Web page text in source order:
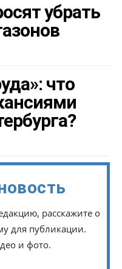
убрать
что
расскажите о
для публикации.
и фото.